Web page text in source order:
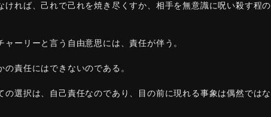
ければ、己れで己れを焼き尽くすか、相手を無意識に呪い殺す程の
ャーリーと言う自由意思には、責任が伴う。
の責任にはできないのである。
の選択は、自己責任なのであり、目の前に現れる事象は偶然ではな